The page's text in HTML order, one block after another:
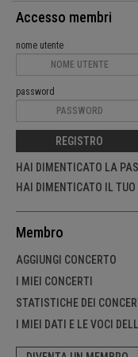
Accesso membri
nome utente
password
REGISTRO
HAI DIMENTICATO LA
HAI DIMENTICATO IL TUO
Membro
AGGIUNGI CONCERTO
I MIEI CONCERTI
STATISTICHE DEI
I MIEI DATI E LE VOCI